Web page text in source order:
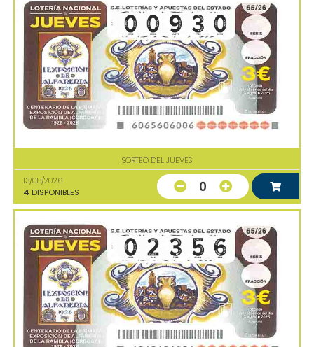
SORTEO DEL JUEVES
13/08/2026
4 DISPONIBLES 0